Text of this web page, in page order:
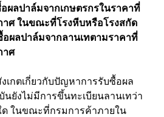
ผลปาล์มจากเกษตรกรในราคาที่
ศ ในขณะที่โรงหีบหรือโรงสกัด
ผลปาล์มจากลานเทตามราคาที่
าศ
เกตเกี่ยวกับปัญหาการรับซื้อผล
ยังไม่มีการขึ้นทะเบียนลานเทว่า
ด ในขณะที่กรมการค้าภายใน